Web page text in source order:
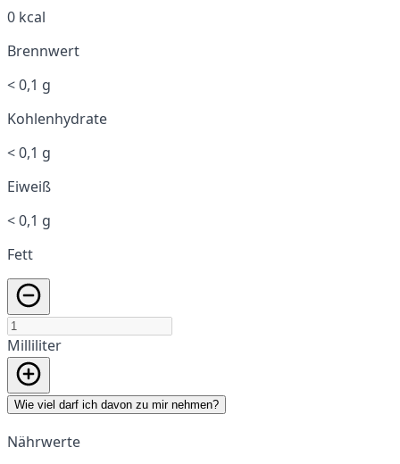
0 kcal
Brennwert
< 0,1 g
Kohlenhydrate
< 0,1 g
Eiweiß
< 0,1 g
Fett
Milliliter
Wie viel darf ich davon zu mir nehmen?
Nährwerte